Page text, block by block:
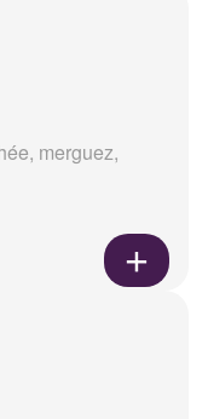
merguez,